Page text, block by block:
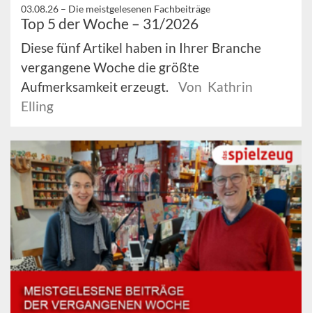
03.08.26 – Die meistgelesenen Fachbeiträge
Top 5 der Woche – 31/2026
Diese fünf Artikel haben in Ihrer Branche
vergangene Woche die größte
Aufmerksamkeit erzeugt.
Von Kathrin
Elling